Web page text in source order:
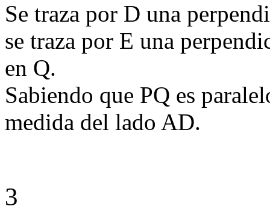
Se traza por D una
se traza por E una
en Q.
Sabiendo que PQ es
medida del lado AD.
3